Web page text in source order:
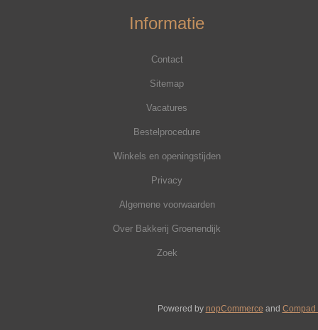
Informatie
Contact
Sitemap
Vacatures
Bestelprocedure
Winkels en openingstijden
Privacy
Algemene voorwaarden
Over Bakkerij Groenendijk
Zoek
Powered by nopCommerce and Compad